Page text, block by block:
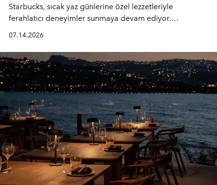
Starbucks, sıcak yaz günlerine özel lezzetleriyle
ferahlatıcı deneyimler sunmaya devam ediyor.
yepyeni Cloud Frappuccino® Blended Beverage çeşitleri
ve yiyecek alternatifleri yazın keyfine lezzet katıyor.
07.14.2026